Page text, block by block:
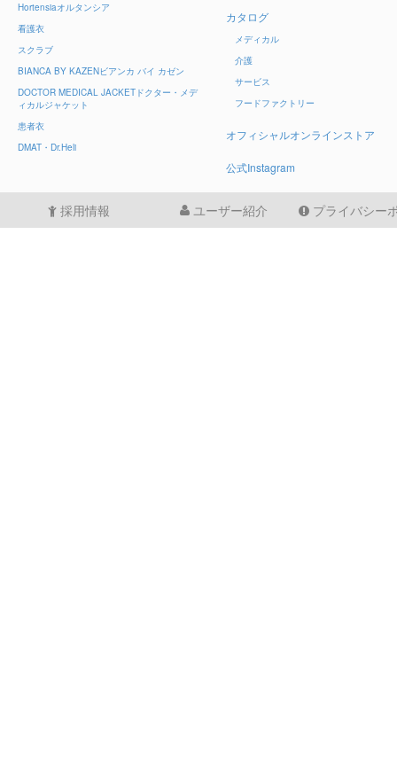
Hortensiaオルタンシア
看護衣
スクラブ
BIANCA BY KAZENビアンカ バイ カゼン
DOCTOR MEDICAL JACKETドクター・メデ
ィカルジャケット
患者衣
DMAT・Dr.Heli
カタログ
メディカル
介護
サービス
フードファクトリー
オフィシャルオンラインストア
公式Instagram
採用情報 ユーザー紹介 プライバシー